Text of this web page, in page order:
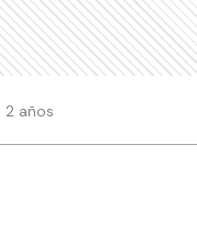
años